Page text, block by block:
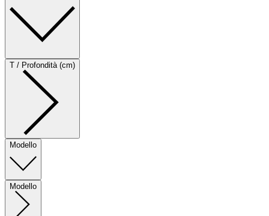
T / Profondità (cm)
Modello
Modello